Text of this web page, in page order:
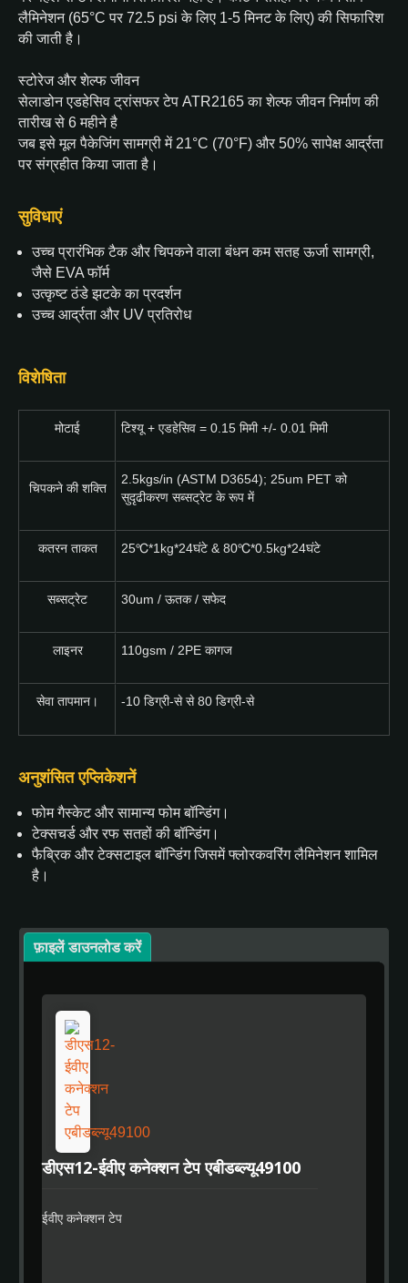
लैमिनेशन (65°C पर 72.5 psi के लिए 1-5 मिनट के लिए) की सिफारिश
की जाती है।
स्टोरेज और शेल्फ जीवन
सेलाडोन एडहेसिव ट्रांसफर टेप ATR2165 का शेल्फ जीवन निर्माण की
तारीख से 6 महीने है
जब इसे मूल पैकेजिंग सामग्री में 21°C (70°F) और 50% सापेक्ष आर्द्रता
पर संग्रहीत किया जाता है।
सुविधाएं
उच्च प्रारंभिक टैक और चिपकने वाला बंधन कम सतह ऊर्जा सामग्री,
जैसे EVA फॉर्म
उत्कृष्ट ठंडे झटके का प्रदर्शन
उच्च आर्द्रता और UV प्रतिरोध
विशेषिता
मोटाई टिश्यू + एडहेसिव = 0.15 मिमी +/- 0.01 मिमी
चिपकने की शक्ति
2.5kgs/in (ASTM D3654); 25um PET को
सुदृढीकरण सब्सट्रेट के रूप में
कतरन ताकत 25℃*1kg*24घंटे & 80℃*0.5kg*24घंटे
सब्सट्रेट 30um / ऊतक / सफेद
लाइनर 110gsm / 2PE कागज
सेवा तापमान। -10 डिग्री-से से 80 डिग्री-से
अनुशंसित एप्लिकेशनें
फोम गैस्केट और सामान्य फोम बॉन्डिंग।
टेक्सचर्ड और रफ सतहों की बॉन्डिंग।
फैब्रिक और टेक्सटाइल बॉन्डिंग जिसमें फ्लोरकवरिंग लैमिनेशन शामिल
है।
फ़ाइलें डाउनलोड करें
डीएस12-ईवीए कनेक्शन टेप एबीडब्ल्यू49100
ईवीए कनेक्शन टेप